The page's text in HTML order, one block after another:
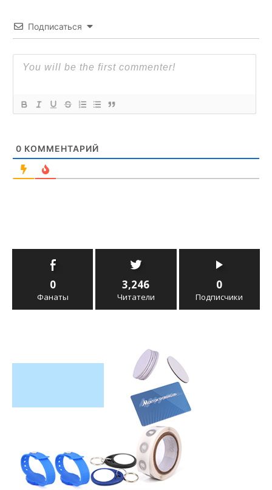
Подписаться
0 КОММЕНТАРИЙ
0
Фанаты
3,246
Читатели
0
Подписчики